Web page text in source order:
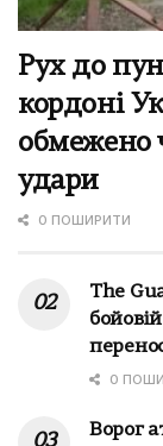
Рух до
кордоні
обмежено
удари
0 ПОШИРИТИ
The
0
Ворог